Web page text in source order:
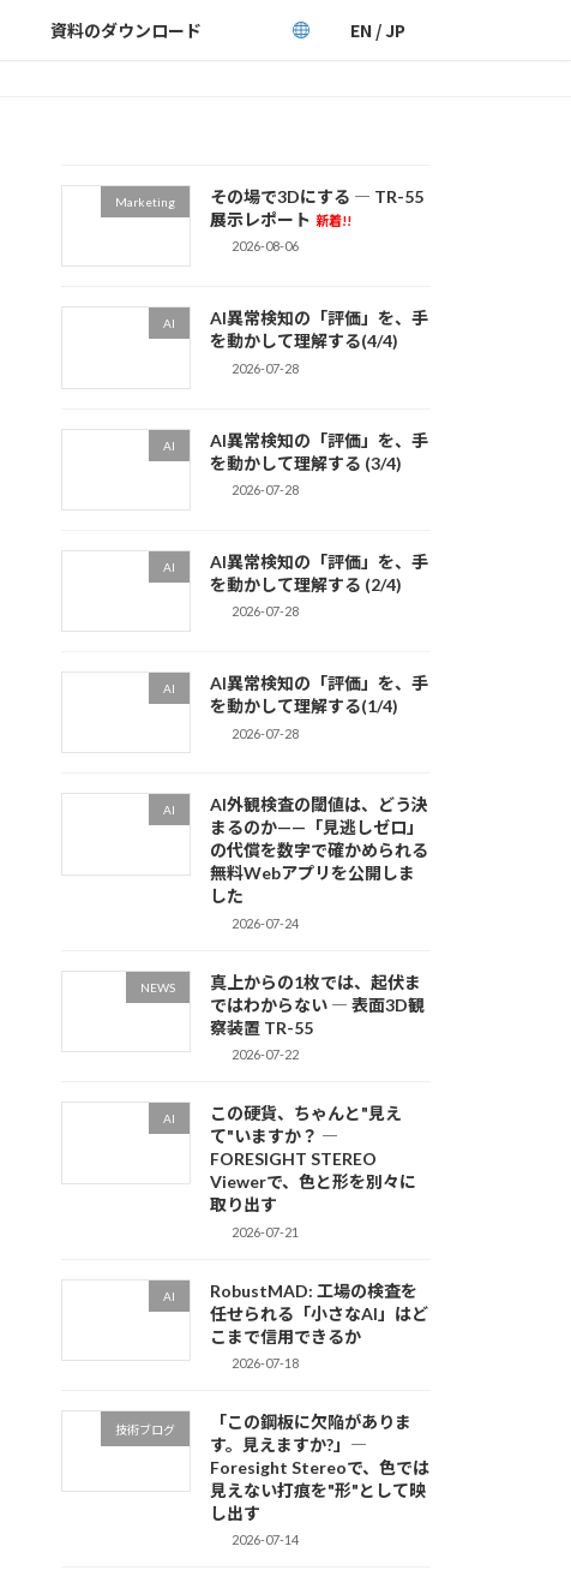
資料のダウンロード EN / JP
Marketing
その場で3Dにする ― TR-55
展示レポート 新着!!
2026-08-06
AI
AI異常検知の「評価」を、手
を動かして理解する(4/4)
2026-07-28
AI
AI異常検知の「評価」を、手
を動かして理解する (3/4)
2026-07-28
AI
AI異常検知の「評価」を、手
を動かして理解する (2/4)
2026-07-28
AI
AI異常検知の「評価」を、手
を動かして理解する(1/4)
2026-07-28
AI
AI外観検査の閾値は、どう決
まるのか——「見逃しゼロ」
の代償を数字で確かめられる
無料Webアプリを公開しま
した
2026-07-24
NEWS
真上からの1枚では、起伏ま
ではわからない ― 表面3D観
察装置 TR-55
2026-07-22
AI
この硬貨、ちゃんと"見え
て"いますか？ ―
FORESIGHT STEREO
Viewerで、色と形を別々に
取り出す
2026-07-21
AI
RobustMAD: 工場の検査を
任せられる「小さなAI」はど
こまで信用できるか
2026-07-18
技術ブログ
「この鋼板に欠陥がありま
す。見えますか?」―
Foresight Stereoで、色では
見えない打痕を"形"として映
し出す
2026-07-14